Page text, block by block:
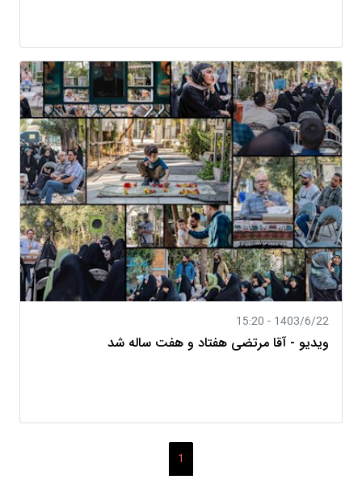
1403/6/22 - 15:20
ویدیو - آقا مرتضی هفتاد و هفت ساله شد
1